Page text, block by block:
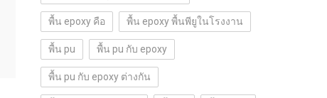
พื้น epoxy คือ พื้น epoxy พื้นพียูในโรงงาน
พื้น pu พื้น pu กับ epoxy
พื้น pu กับ epoxy ต่างกัน